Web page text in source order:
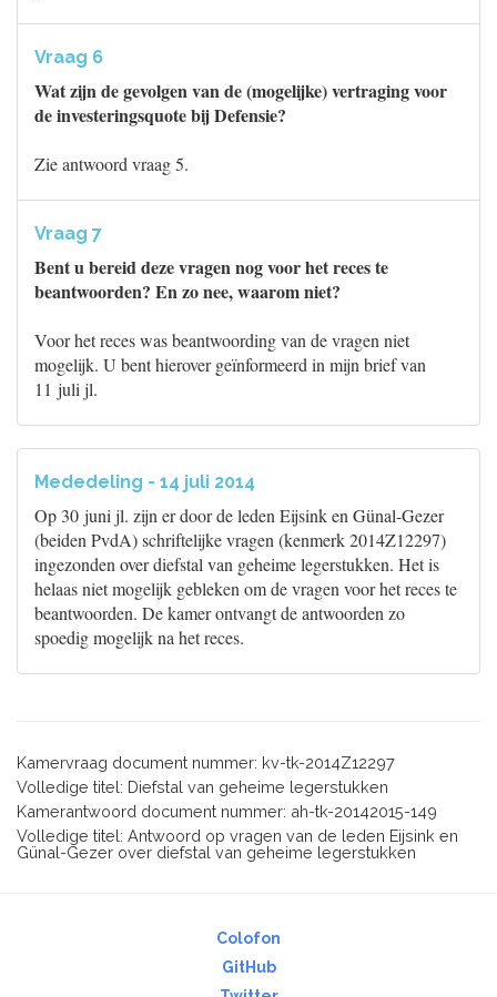
Vraag 6
Wat zijn de gevolgen van de (mogelijke) vertraging voor
de investeringsquote bij Defensie?
Zie antwoord vraag 5.
Vraag 7
Bent u bereid deze vragen nog voor het reces te
beantwoorden? En zo nee, waarom niet?
Voor het reces was beantwoording van de vragen niet
mogelijk. U bent hierover geïnformeerd in mijn brief van
11 juli jl.
Mededeling - 14 juli 2014
Op 30 juni jl. zijn er door de leden Eijsink en Günal-Gezer
(beiden PvdA) schriftelijke vragen (kenmerk 2014Z12297)
ingezonden over diefstal van geheime legerstukken. Het is
helaas niet mogelijk gebleken om de vragen voor het reces te
beantwoorden. De kamer ontvangt de antwoorden zo
spoedig mogelijk na het reces.
Kamervraag document nummer: kv-tk-2014Z12297
Volledige titel: Diefstal van geheime legerstukken
Kamerantwoord document nummer: ah-tk-20142015-149
Volledige titel: Antwoord op vragen van de leden Eijsink en
Günal-Gezer over diefstal van geheime legerstukken
Colofon
GitHub